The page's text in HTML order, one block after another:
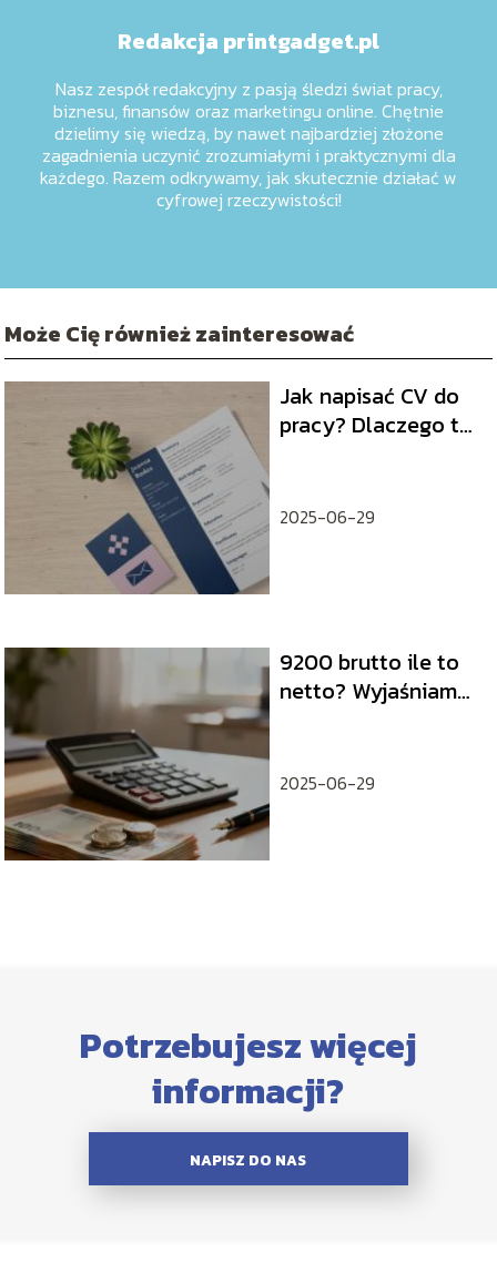
Redakcja printgadget.pl
Nasz zespół redakcyjny z pasją śledzi świat pracy,
biznesu, finansów oraz marketingu online. Chętnie
dzielimy się wiedzą, by nawet najbardziej złożone
zagadnienia uczynić zrozumiałymi i praktycznymi dla
każdego. Razem odkrywamy, jak skutecznie działać w
cyfrowej rzeczywistości!
Może Cię również zainteresować
Jak napisać CV do
pracy? Dlaczego to
aplikacyjny?
2025-06-29
9200 brutto ile to
netto? Wyjaśniamy
2025-06-29
Potrzebujesz więcej
informacji?
NAPISZ DO NAS